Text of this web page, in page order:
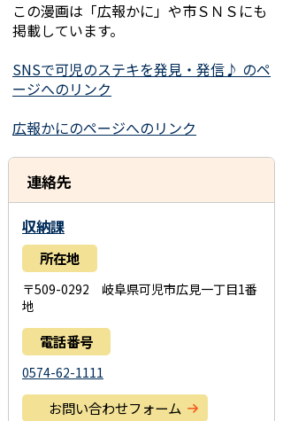
この漫画は「広報かに」や市ＳＮＳにも
掲載しています。
SNSで可児のステキを発見・発信♪ のペ
ージへのリンク
広報かにのページへのリンク
連絡先
収納課
所在地
〒509-0292 岐阜県可児市広見一丁目1番
地
電話番号
0574-62-1111
お問い合わせフォーム